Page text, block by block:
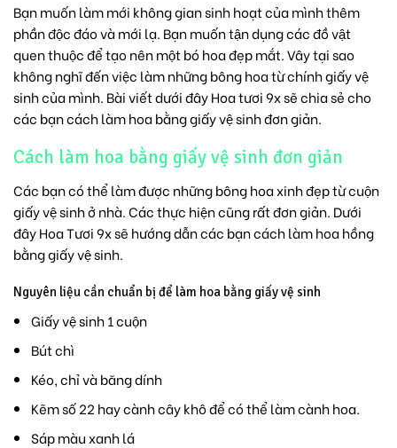
Bạn muốn làm mới không gian sinh hoạt của mình thêm
phần độc đáo và mới lạ. Bạn muốn tận dụng các đồ vật
quen thuộc để tạo nên một bó hoa đẹp mắt. Vây tại sao
không nghĩ đến việc làm những bông hoa từ chính giấy vệ
sinh của mình. Bài viết dưới đây Hoa tươi 9x sẽ chia sẻ cho
các bạn cách làm hoa bằng giấy vệ sinh đơn giản.
Cách làm hoa bằng giấy vệ sinh đơn giản
Các bạn có thể làm được những bông hoa xinh đẹp từ cuộn
giấy vệ sinh ở nhà. Các thực hiện cũng rất đơn giản. Dưới
đây Hoa Tươi 9x sẽ hướng dẫn các bạn cách làm hoa hồng
bằng giấy vệ sinh.
Nguyên liệu cần chuẩn bị để làm hoa bằng giấy vệ sinh
Giấy vệ sinh 1 cuộn
Bút chì
Kéo, chỉ và băng dính
Kẽm số 22 hay cành cây khô để có thể làm cành hoa.
Sáp màu xanh lá